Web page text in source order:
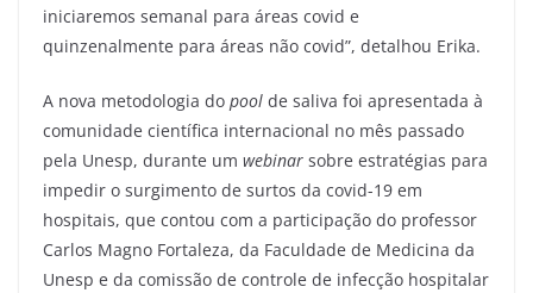
iniciaremos semanal para áreas covid e
quinzenalmente para áreas não covid”, detalhou Erika.
A nova metodologia do pool de saliva foi apresentada à
comunidade científica internacional no mês passado
pela Unesp, durante um webinar sobre estratégias para
impedir o surgimento de surtos da covid-19 em
hospitais, que contou com a participação do professor
Carlos Magno Fortaleza, da Faculdade de Medicina da
Unesp e da comissão de controle de infecção hospitalar